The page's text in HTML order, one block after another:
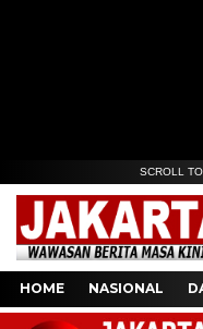
SCROLL
HOME NASIONAL